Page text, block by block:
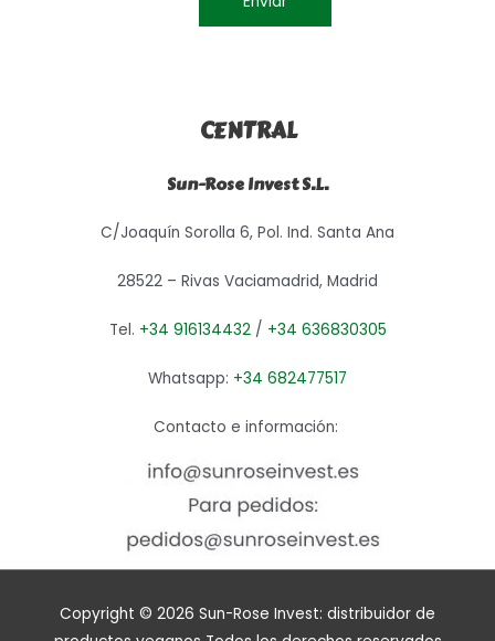
CENTRAL
Sun-Rose Invest S.L.
C/Joaquín Sorolla 6, Pol. Ind. Santa Ana
28522 – Rivas Vaciamadrid, Madrid
Tel. +34 916134432/ +34 636830305
Whatsapp: +34 682477517
Contacto e información:
Copyright © 2026 Sun-Rose Invest: distribuidor de